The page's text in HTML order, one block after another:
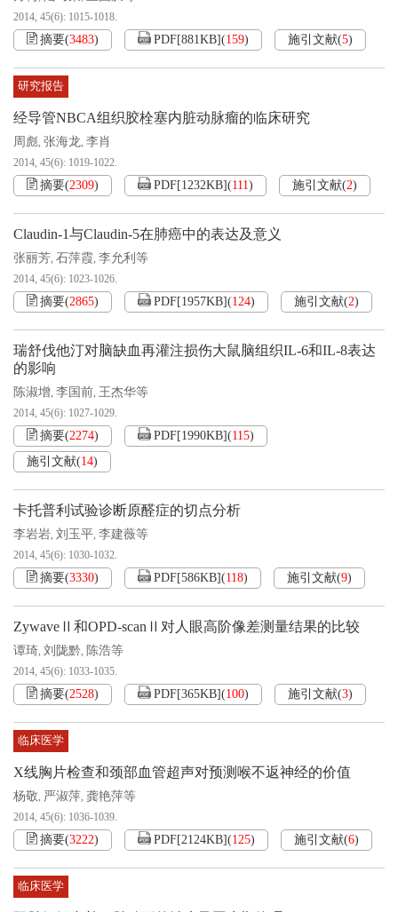
2014, 45(6): 1015-1018.
摘要(3483) PDF[881KB](159) 施引文献(5)
研究报告
经导管NBCA组织胶栓塞内脏动脉瘤的临床研究
周彪, 张海龙, 李肖
2014, 45(6): 1019-1022.
摘要(2309) PDF[1232KB](111) 施引文献(2)
Claudin-1与Claudin-5在肺癌中的表达及意义
张丽芳, 石萍霞, 李允利等
2014, 45(6): 1023-1026.
摘要(2865) PDF[1957KB](124) 施引文献(2)
瑞舒伐他汀对脑缺血再灌注损伤大鼠脑组织IL-6和IL-8表达
的影响
陈淑增, 李国前, 王杰华等
2014, 45(6): 1027-1029.
摘要(2274) PDF[1990KB](115)
施引文献(14)
卡托普利试验诊断原醛症的切点分析
李岩岩, 刘玉平, 李建薇等
2014, 45(6): 1030-1032.
摘要(3330) PDF[586KB](118) 施引文献(9)
ZywaveⅡ和OPD-scanⅡ对人眼高阶像差测量结果的比较
谭琦, 刘陇黔, 陈浩等
2014, 45(6): 1033-1035.
摘要(2528) PDF[365KB](100) 施引文献(3)
临床医学
X线胸片检查和颈部血管超声对预测喉不返神经的价值
杨敬, 严淑萍, 龚艳萍等
2014, 45(6): 1036-1039.
摘要(3222) PDF[2124KB](125) 施引文献(6)
临床医学